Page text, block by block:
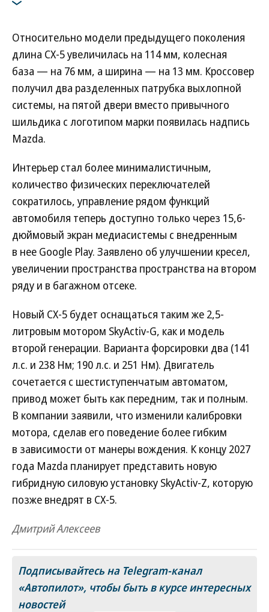
Относительно модели предыдущего поколения
длина CX-5 увеличилась на 114 мм, колесная
база — на 76 мм, а ширина — на 13 мм. Кроссовер
получил два разделенных патрубка выхлопной
системы, на пятой двери вместо привычного
шильдика с логотипом марки появилась надпись
Mazda.
Интерьер стал более минималистичным,
количество физических переключателей
сократилось, управление рядом функций
автомобиля теперь доступно только через 15,6-
дюймовый экран медиасистемы с внедренным
в нее Google Play. Заявлено об улучшении кресел,
увеличении пространства пространства на втором
ряду и в багажном отсеке.
Новый CX-5 будет оснащаться таким же 2,5-
литровым мотором SkyActiv-G, как и модель
второй генерации. Варианта форсировки два (141
л.с. и 238 Нм; 190 л.с. и 251 Нм). Двигатель
сочетается с шестиступенчатым автоматом,
привод может быть как передним, так и полным.
В компании заявили, что изменили калибровки
мотора, сделав его поведение более гибким
в зависимости от манеры вождения. К концу 2027
года Mazda планирует представить новую
гибридную силовую установку SkyActiv-Z, которую
позже внедрят в CX-5.
Дмитрий Алексеев
Подписывайтесь на Telegram-канал
«Автопилот», чтобы быть в курсе интересных
новостей